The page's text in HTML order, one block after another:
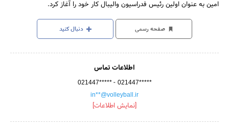
امین به عنوان اولین رئیس فدراسیون والیبال کار خود را آغاز کرد.
صفحه رسمی دنبال کنید
اطلاعات تماس
021447***** - 021447*****
in**@volleyball.ir
[نمایش اطلاعات]